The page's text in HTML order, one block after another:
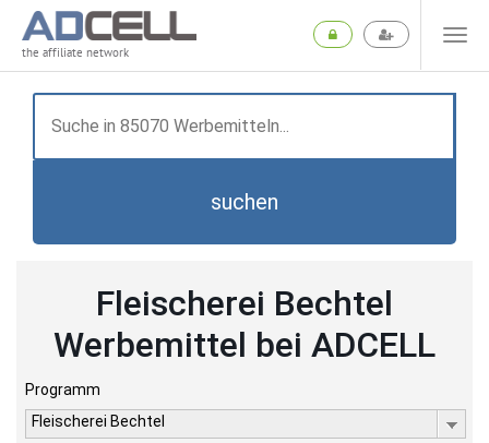
the affiliate network
suchen
Fleischerei Bechtel
Werbemittel bei ADCELL
Programm
Fleischerei Bechtel